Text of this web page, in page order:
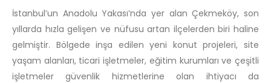
İstanbul’un Anadolu Yakası’nda yer alan Çekmeköy, son
yıllarda hızla gelişen ve nüfusu artan ilçelerden biri haline
gelmiştir. Bölgede inşa edilen yeni konut projeleri, site
yaşam alanları, ticari işletmeler, eğitim kurumları ve çeşitli
işletmeler güvenlik hizmetlerine olan ihtiyacı da